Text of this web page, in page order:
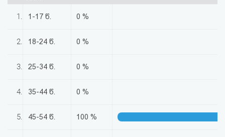
ავტორიზაცია
რეგისტრაცია
პაროლის
HTML
1. 1-17 წ. 0 %
2. 18-24 წ. 0 %
3. 25-34 წ. 0 %
4. 35-44 წ. 0 %
5. 45-54 წ. 100 %